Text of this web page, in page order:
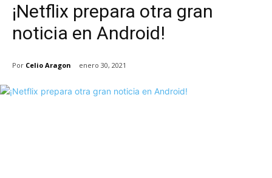
¡Netflix prepara otra gran
noticia en Android!
Por Celio Aragon enero 30, 2021